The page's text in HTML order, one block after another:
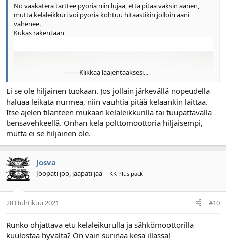
No vaakaterä tarttee pyöriä niin lujaa, että pitää väksin äänen,
mutta kelaleikkuri voi pyöriä kohtuu hitaastikin jolloin ääni
vähenee.
Kukas rakentaan
Klikkaa laajentaaksesi...
Ei se ole hiljainen tuokaan. Jos jollain järkevällä nopeudella
haluaa leikata nurmea, niin vauhtia pitää kelaankin laittaa.
Itse ajelen tilanteen mukaan kelaleikkurilla tai tuupattavalla
bensavehkeellä. Onhan kela polttomoottoria hiljaisempi,
mutta ei se hiljainen ole.
Josva
Joopati joo, jaapati jaa KK Plus pack
28 Huhtikuu 2021 #10
Runko ohjattava etu kelaleikurulla ja sähkömoottorilla
kuulostaa hyvältä? On vain surinaa kesä illassa!